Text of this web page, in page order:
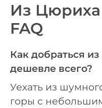
Из
FAQ
Как добраться
дешевле всего?
Уехать из
горы с